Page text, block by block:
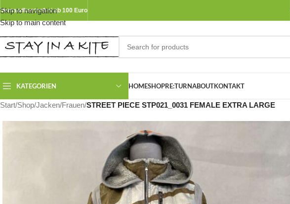
Skip to navigation
Skip to main content
Versandkostenfrei ab 100 Euro
KATEGORIEN HOMESHOPRE:TURNABOUTKONTAKT
Start/Shop/Jacken/Frauen/STREET PIECE STP021_0031 FEMALE EXTRA LARGE